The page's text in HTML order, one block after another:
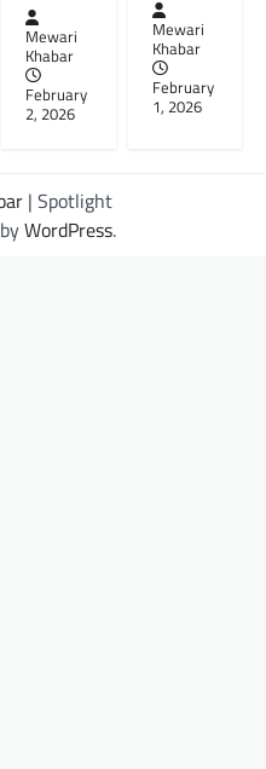
Mewari
Khabar
February
2, 2026
Mewari
Khabar
February
1, 2026
| Spotlight
WordPress.